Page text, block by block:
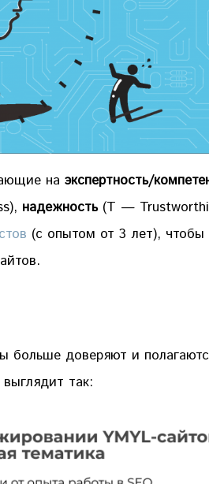
на экспертность/
надежность(T —
(с опытом от 3 лет), чтобы
больше доверяют и
так: